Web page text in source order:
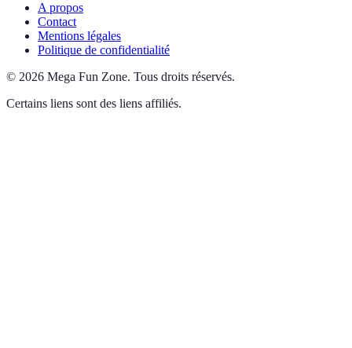
A propos
Contact
Mentions légales
Politique de confidentialité
© 2026 Mega Fun Zone. Tous droits réservés.
Certains liens sont des liens affiliés.